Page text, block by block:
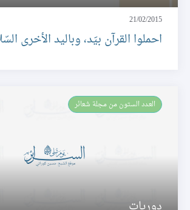
21/02/2015
احملوا القرآن بيَد، وباليد الأخرى
العـدد الستون من مجلة شعائر